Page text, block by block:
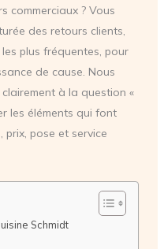
commerciaux ? Vous
des retours clients,
plus fréquentes, pour
de cause. Nous
à la question «
les éléments qui font
prix, pose et service
Schmidt